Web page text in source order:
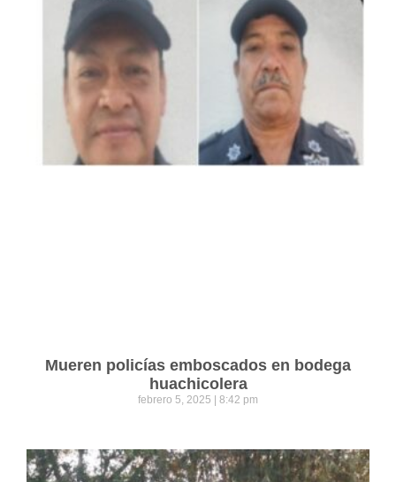
Mueren policías emboscados en bodega
huachicolera
febrero 5, 2025 8:42 pm